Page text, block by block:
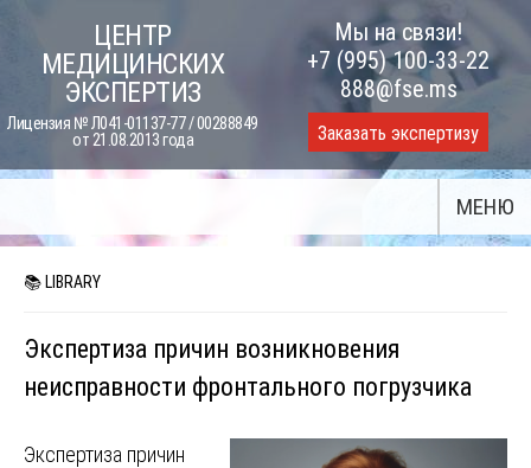
content
ЦЕНТР
МЕДИЦИНСКИХ
ЭКСПЕРТИЗ
Лицензия № Л041-01137-77 / 00288849
от 21.08.2013 года
Мы на связи!
+7 (995) 100-33-22
888@fse.ms
Заказать экспертизу
МЕНЮ
📚 LIBRARY
Экспертиза причин возникновения
неисправности фронтального погрузчика
Экспертиза причин